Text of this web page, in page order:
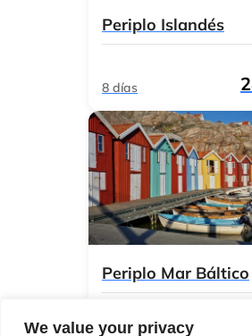
We value your privacy
Periplo Islandés
8 días
Periplo Mar Báltico